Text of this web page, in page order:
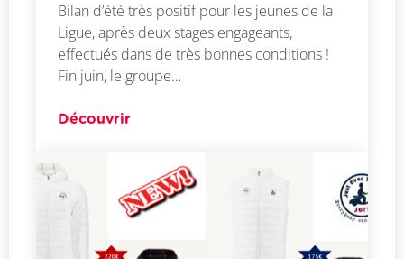
Bilan d’été très positif pour les jeunes de la
Ligue, après deux stages engageants,
effectués dans de très bonnes conditions !
Fin juin, le groupe…
Découvrir